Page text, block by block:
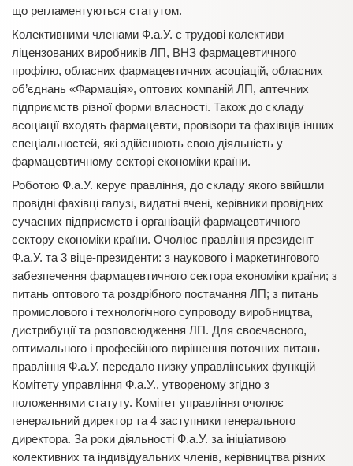
що регламентуються статутом.
Колективними членами Ф.а.У. є трудові колективи
ліцензованих виробників ЛП, ВНЗ фармацевтичного
профілю, обласних фармацевтичних асоціацій, обласних
об’єднань «Фармація», оптових компаній ЛП, аптечних
підприємств різної форми власності. Також до складу
асоціації входять фармацевти, провізори та фахівців інших
спеціальностей, які здійснюють свою діяльність у
фармацевтичному секторі економіки країни.
Роботою Ф.а.У. керує правління, до складу якого ввійшли
провідні фахівці галузі, видатні вчені, керівники провідних
сучасних підприємств і організацій фармацевтичного
сектору економіки країни. Очолює правління президент
Ф.а.У. та 3 віце-президенти: з наукового і маркетингового
забезпечення фармацевтичного сектора економіки країни; з
питань оптового та роздрібного постачання ЛП; з питань
промислового і технологічного супроводу виробництва,
дистрибуції та розповсюдження ЛП. Для своєчасного,
оптимального і професійного вирішення поточних питань
правління Ф.а.У. передало низку управлінських функцій
Комітету управління Ф.а.У., утвореному згідно з
положеннями статуту. Комітет управління очолює
генеральний директор та 4 заступники генерального
директора. За роки діяльності Ф.а.У. за ініціативою
колективних та індивідуальних членів, керівництва різних